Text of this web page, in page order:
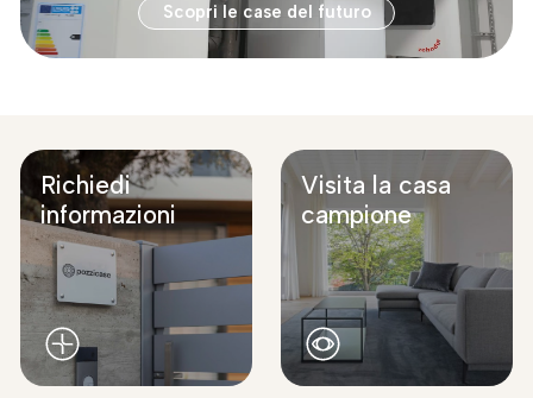
Scopri le case del futuro
Richiedi
informazioni
Visita la casa
campione